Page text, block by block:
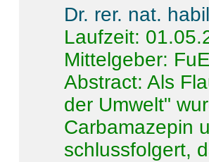
Dr. rer. nat.
Laufzeit:
Mittelgeber:
Abstract:Als
der Umwelt"
Carbamazepin
schlussfolgert,